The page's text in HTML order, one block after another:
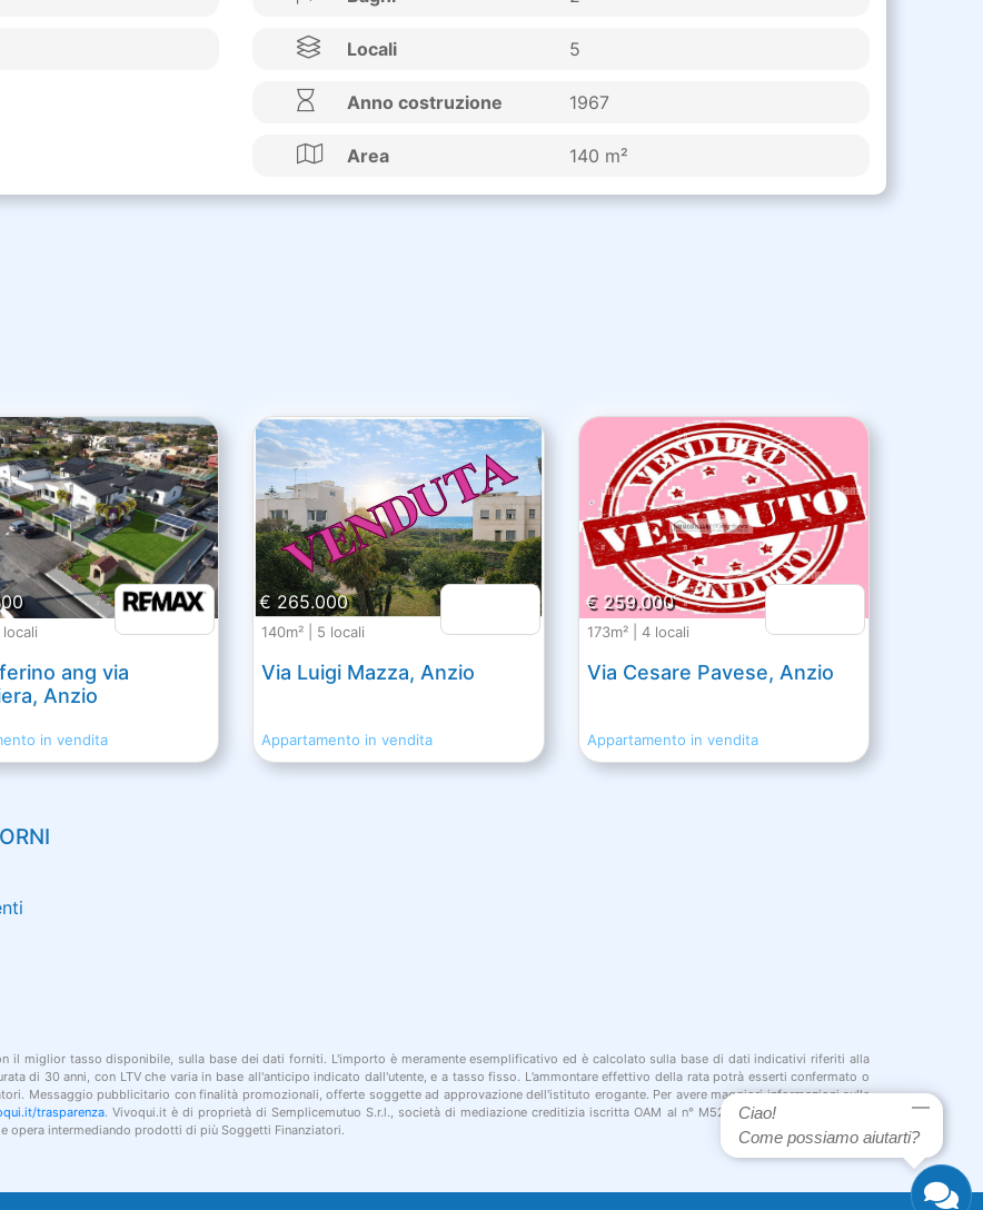
Locali 5
Anno costruzione 1967
Area 140 m²
locali
ang via
Anzio
in vendita
€ 265.000
140m² | 5 locali
Via Luigi Mazza, Anzio
Appartamento in vendita
€ 259.000
173m² | 4 locali
Via Cesare Pavese, Anzio
Appartamento in vendita
il miglior tasso disponibile, sulla base dei dati forniti. L'importo è meramente esemplificativo ed è calcolato sulla base di dati indicativi riferiti alla
di 30 anni, con LTV che varia in base all'anticipo indicato dall'utente, e a tasso fisso. L’ammontare effettivo della rata potrà esserti confermato o
Messaggio pubblicitario con finalità promozionali, offerte soggette ad approvazione dell'istituto erogante. Per avere maggiori informazioni sulle
trasparenza. Vivoqui.it è di proprietà di Semplicemutuo S.r.l., società di mediazione creditizia iscritta OAM al n° M526. Può agire in qualità di
opera intermediando prodotti di più Soggetti Finanziatori.
Ciao!
Come possiamo aiutarti?